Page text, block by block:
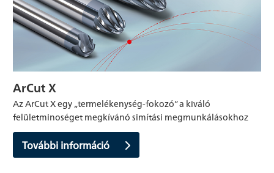
ArCut X
Az ArCut X egy „termelékenység-fokozó“ a kiváló
felületminoséget megkívánó simítási megmunkálásokhoz
További információ